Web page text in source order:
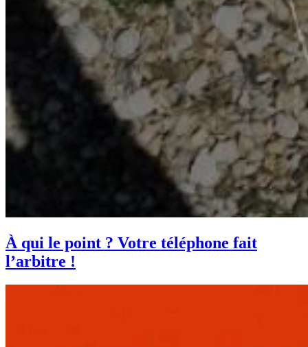
À qui le point ? Votre téléphone fait
l’arbitre !